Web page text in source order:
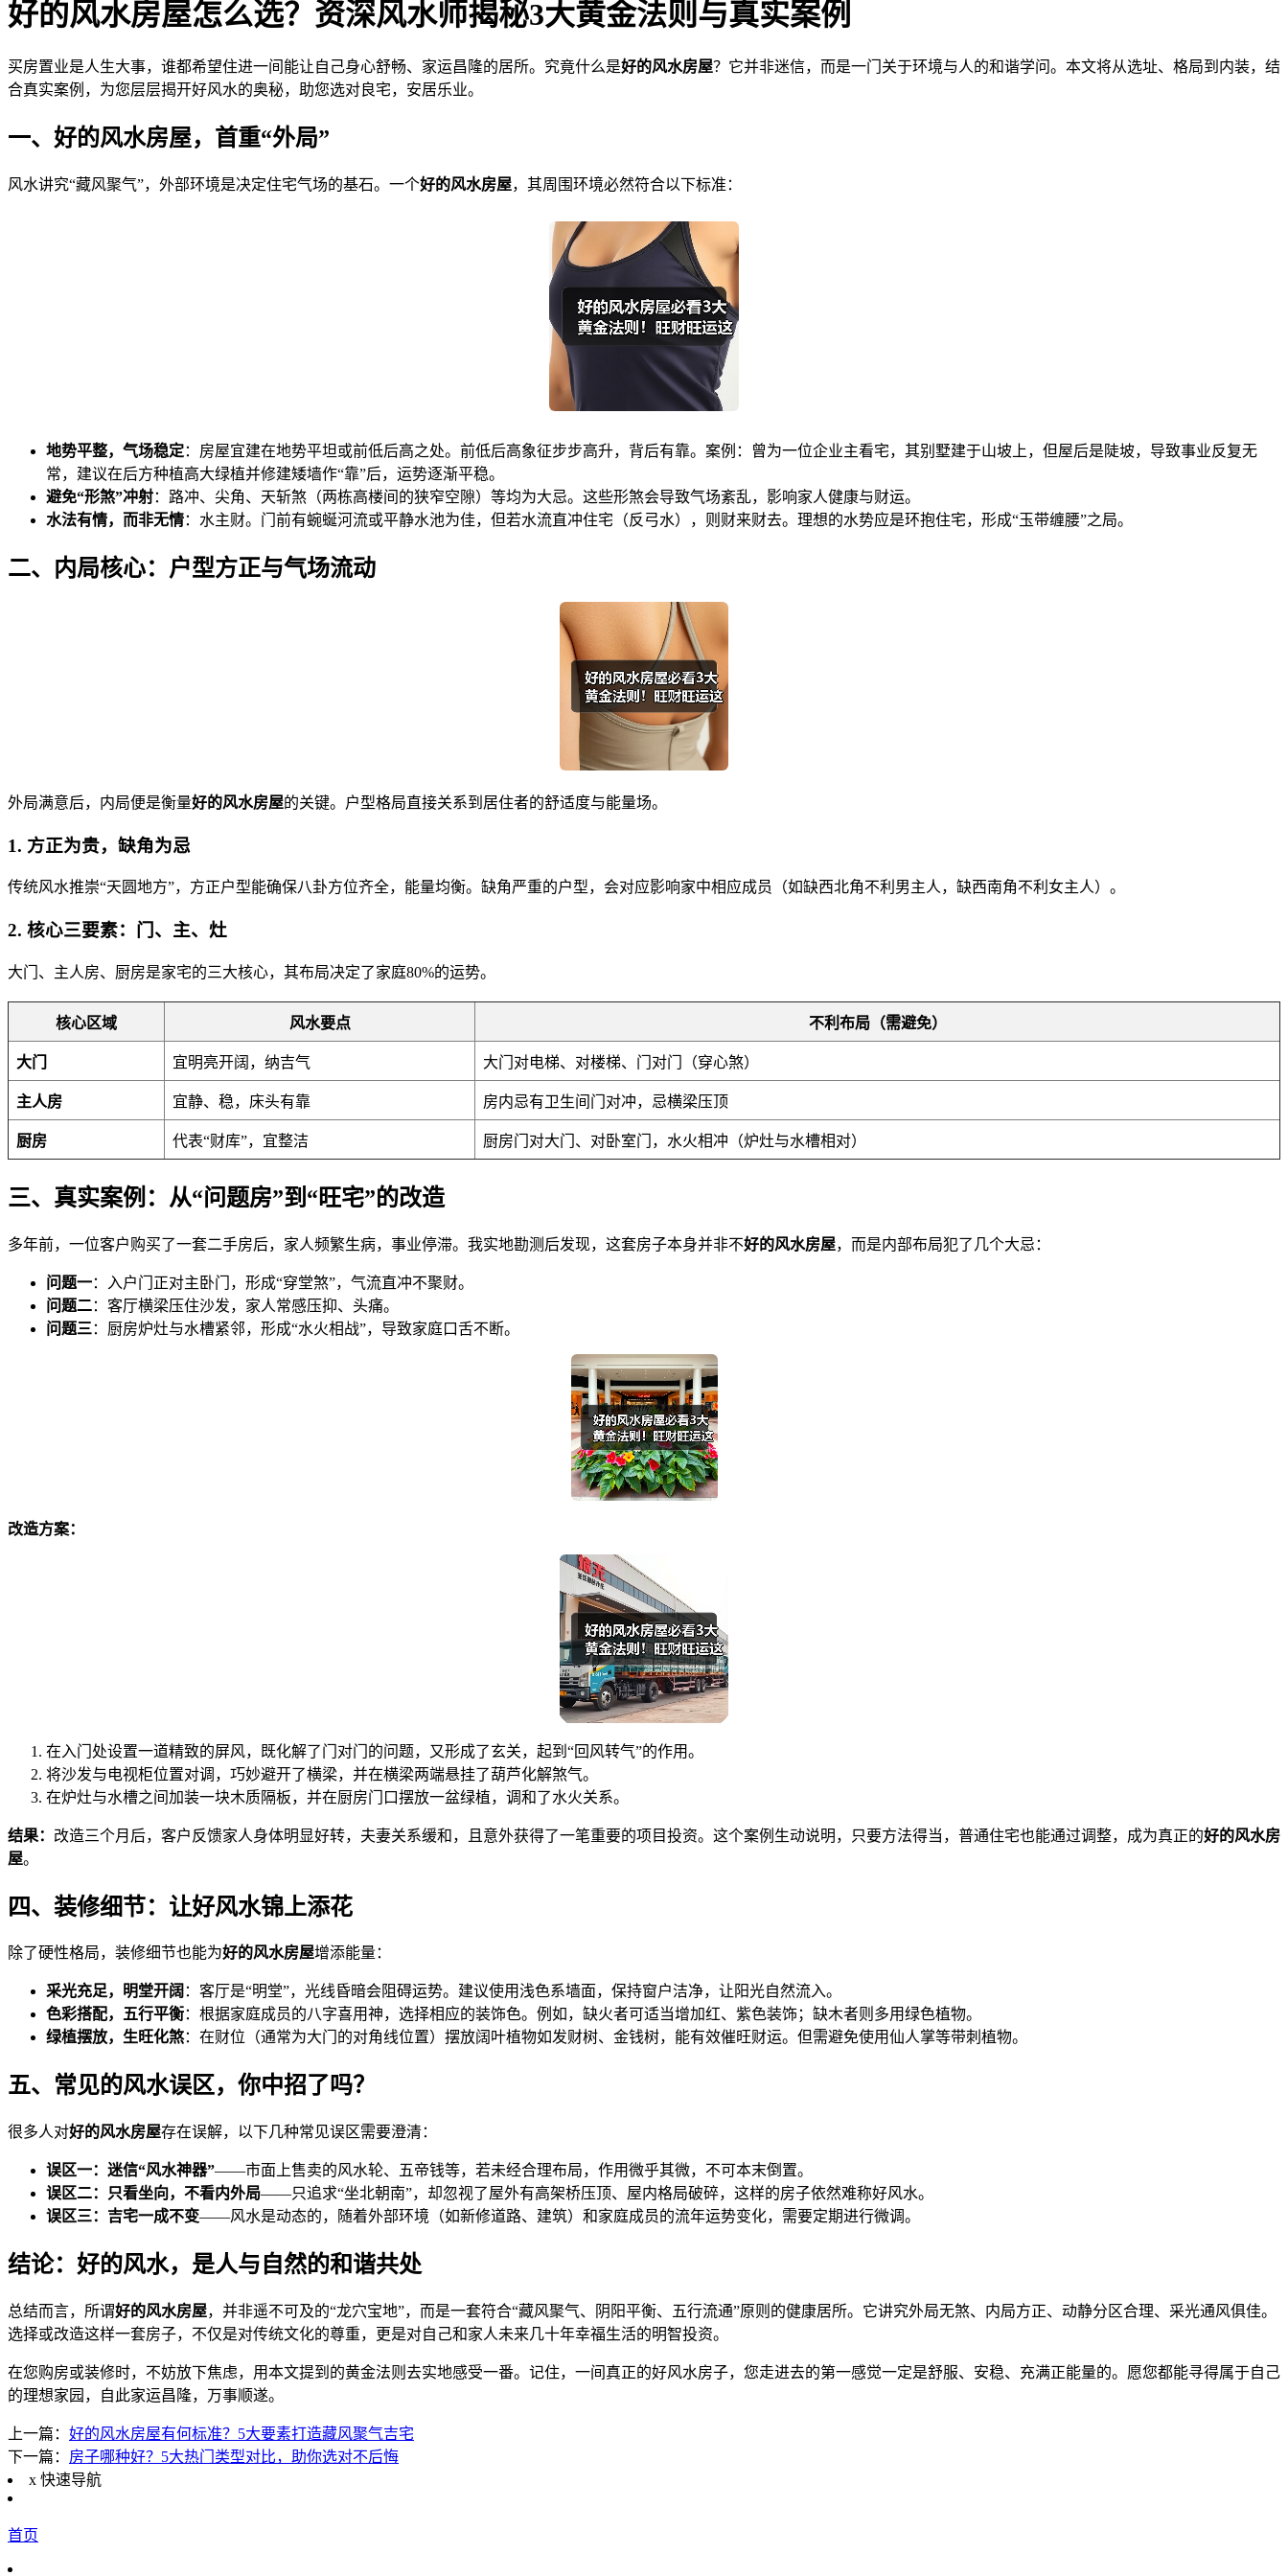
好的风水房屋怎么选？资深风水师揭秘3大黄金法则与真实案例
买房置业是人生大事，谁都希望住进一间能让自己身心舒畅、家运昌隆的居所。究竟什么是好的风水房屋？它并非迷信，而是一门关于环境与人的和谐学问。本文将从选址、格局到内装，结
合真实案例，为您层层揭开好风水的奥秘，助您选对良宅，安居乐业。
一、好的风水房屋，首重“外局”
风水讲究“藏风聚气”，外部环境是决定住宅气场的基石。一个好的风水房屋，其周围环境必然符合以下标准：
地势平整，气场稳定：房屋宜建在地势平坦或前低后高之处。前低后高象征步步高升，背后有靠。案例：曾为一位企业主看宅，其别墅建于山坡上，但屋后是陡坡，导致事业反复无
常，建议在后方种植高大绿植并修建矮墙作“靠”后，运势逐渐平稳。
避免“形煞”冲射：路冲、尖角、天斩煞（两栋高楼间的狭窄空隙）等均为大忌。这些形煞会导致气场紊乱，影响家人健康与财运。
水法有情，而非无情：水主财。门前有蜿蜒河流或平静水池为佳，但若水流直冲住宅（反弓水），则财来财去。理想的水势应是环抱住宅，形成“玉带缠腰”之局。
二、内局核心：户型方正与气场流动
外局满意后，内局便是衡量好的风水房屋的关键。户型格局直接关系到居住者的舒适度与能量场。
1. 方正为贵，缺角为忌
传统风水推崇“天圆地方”，方正户型能确保八卦方位齐全，能量均衡。缺角严重的户型，会对应影响家中相应成员（如缺西北角不利男主人，缺西南角不利女主人）。
2. 核心三要素：门、主、灶
大门、主人房、厨房是家宅的三大核心，其布局决定了家庭80%的运势。
核心区域 风水要点 不利布局（需避免）
大门 宜明亮开阔，纳吉气 大门对电梯、对楼梯、门对门（穿心煞）
主人房 宜静、稳，床头有靠 房内忌有卫生间门对冲，忌横梁压顶
厨房 代表“财库”，宜整洁 厨房门对大门、对卧室门，水火相冲（炉灶与水槽相对）
三、真实案例：从“问题房”到“旺宅”的改造
多年前，一位客户购买了一套二手房后，家人频繁生病，事业停滞。我实地勘测后发现，这套房子本身并非不好的风水房屋，而是内部布局犯了几个大忌：
问题一：入户门正对主卧门，形成“穿堂煞”，气流直冲不聚财。
问题二：客厅横梁压住沙发，家人常感压抑、头痛。
问题三：厨房炉灶与水槽紧邻，形成“水火相战”，导致家庭口舌不断。
改造方案：
在入门处设置一道精致的屏风，既化解了门对门的问题，又形成了玄关，起到“回风转气”的作用。
将沙发与电视柜位置对调，巧妙避开了横梁，并在横梁两端悬挂了葫芦化解煞气。
在炉灶与水槽之间加装一块木质隔板，并在厨房门口摆放一盆绿植，调和了水火关系。
结果： 改造三个月后，客户反馈家人身体明显好转，夫妻关系缓和，且意外获得了一笔重要的项目投资。这个案例生动说明，只要方法得当，普通住宅也能通过调整，成为真正的好的风水房
屋。
四、装修细节：让好风水锦上添花
除了硬性格局，装修细节也能为好的风水房屋增添能量：
采光充足，明堂开阔 ：客厅是“明堂”，光线昏暗会阻碍运势。建议使用浅色系墙面，保持窗户洁净，让阳光自然流入。
色彩搭配，五行平衡：根据家庭成员的八字喜用神，选择相应的装饰色。例如，缺火者可适当增加红、紫色装饰；缺木者则多用绿色植物。
绿植摆放，生旺化煞：在财位（通常为大门的对角线位置）摆放阔叶植物如发财树、金钱树，能有效催旺财运。但需避免使用仙人掌等带刺植物。
五、常见的风水误区，你中招了吗？
很多人对好的风水房屋存在误解，以下几种常见误区需要澄清：
误区一：迷信“风水神器”——市面上售卖的风水轮、五帝钱等，若未经合理布局，作用微乎其微，不可本末倒置。
误区二：只看坐向，不看内外局——只追求“坐北朝南”，却忽视了屋外有高架桥压顶、屋内格局破碎，这样的房子依然难称好风水。
误区三：吉宅一成不变——风水是动态的，随着外部环境（如新修道路、建筑）和家庭成员的流年运势变化，需要定期进行微调。
结论：好的风水，是人与自然的和谐共处
总结而言，所谓好的风水房屋，并非遥不可及的“龙穴宝地”，而是一套符合“藏风聚气、阴阳平衡、五行流通”原则的健康居所。它讲究外局无煞、内局方正、动静分区合理、采光通风俱佳。
选择或改造这样一套房子，不仅是对传统文化的尊重，更是对自己和家人未来几十年幸福生活的明智投资。
在您购房或装修时，不妨放下焦虑，用本文提到的黄金法则去实地感受一番。记住，一间真正的好风水房子，您走进去的第一感觉一定是舒服、安稳、充满正能量的。愿您都能寻得属于自己
的理想家园，自此家运昌隆，万事顺遂。
上一篇： 好的风水房屋有何标准？5大要素打造藏风聚气吉宅
下一篇： 房子哪种好？5大热门类型对比，助你选对不后悔
x 快速导航
首页